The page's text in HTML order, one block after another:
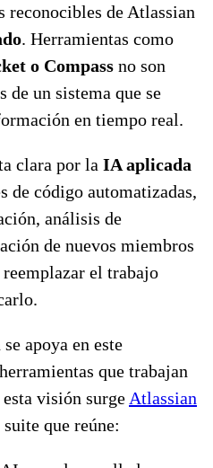
reconocibles de Atlassian
. Herramientas como
o Compass no son
de un sistema que se
en tiempo real.
clara por la IA aplicada
de código automatizadas,
análisis de
de nuevos miembros
el trabajo
apoya en este
que trabajan
visión surge Atlassian
suite que reúne: